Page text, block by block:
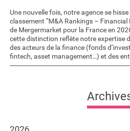
Une nouvelle fois, notre agence se
classement “M&A Rankings – Financial
de Mergermarket pour la France en
cette distinction reflète notre expertise
des acteurs de la finance (fonds
fintech, asset management…) et des